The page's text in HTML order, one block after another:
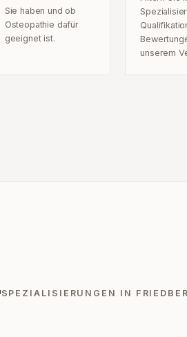
Sie haben und ob
Osteopathie dafür
geeignet ist.
unserem
SPEZIALISIERUNGEN IN